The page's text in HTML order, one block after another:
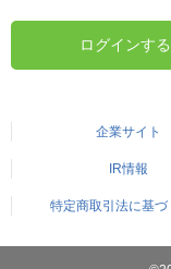
ログインする
企業サイト
IR情報
特定商取引法に基づ